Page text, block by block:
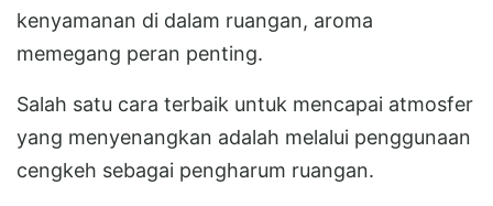
kenyamanan di dalam ruangan, aroma
memegang peran penting.
Salah satu cara terbaik untuk mencapai atmosfer
yang menyenangkan adalah melalui penggunaan
cengkeh sebagai pengharum ruangan.